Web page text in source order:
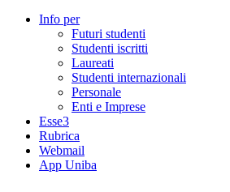
Info per
Futuri studenti
Studenti iscritti
Laureati
Studenti internazionali
Personale
Enti e Imprese
Esse3
Rubrica
Webmail
App Uniba